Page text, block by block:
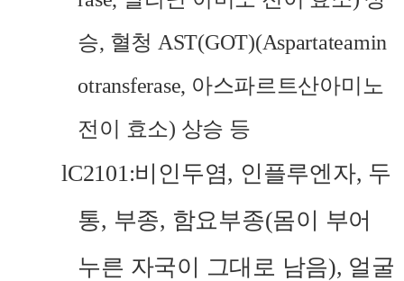
승, 혈청 AST(GOT)(Aspartateamin
otransferase, 아스파르트산아미노
전이 효소) 상승 등
lC2101:비인두염, 인플루엔자, 두
통, 부종, 함요부종(몸이 부어
누른 자국이 그대로 남음), 얼굴